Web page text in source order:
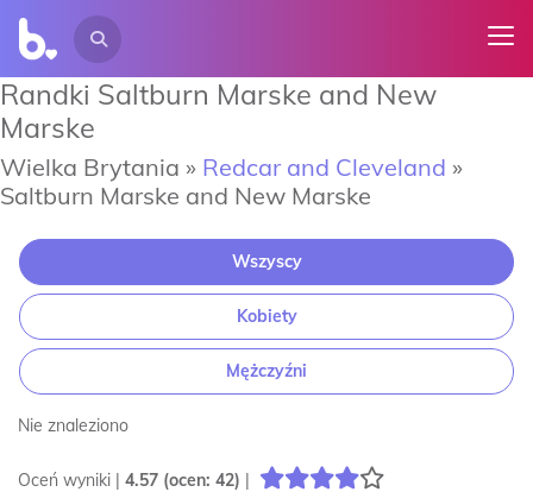
Randki Saltburn Marske and New
Marske
Wielka Brytania » Redcar and Cleveland »
Saltburn Marske and New Marske
Wszyscy
Kobiety
Mężczyźni
Nie znaleziono
Oceń wyniki | 4.57 (ocen: 42) |